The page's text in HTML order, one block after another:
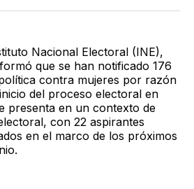
Nacional Electoral (INE),
que se han notificado 176
contra mujeres por razón
del proceso electoral en
presenta en un contexto de
con 22 aspirantes
en el marco de los próximos